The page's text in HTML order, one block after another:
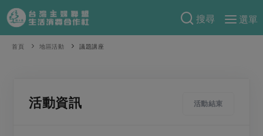
搜尋
選單
產品分類
芽苗類
食材特別企畫
首頁 地區活動 議題講座
活動結束
活動資訊